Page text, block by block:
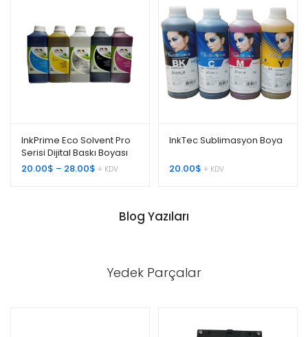
InkPrime Eco Solvent Pro
Serisi Dijital Baskı Boyası
20.00$ – 28.00$ Fiyat
28.00$
+ KDV
InkTec Sublimasyon Boya
20.00$ + KDV
Blog Yazıları
Yedek Parçalar